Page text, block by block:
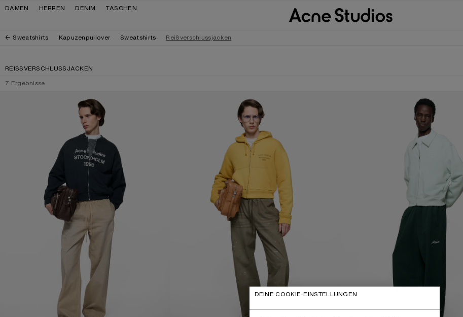
Zur Navigation wechseln
Zum Hauptinhalt wechseln
Zum Footer wechseln
DAMEN HERREN DENIM TASCHEN
Sweatshirts Kapuzenpullover Sweatshirts Reißverschlussjacken
REISSVERSCHLUSSJACKEN
7 Ergebnisse
DEINE COOKIE-EINSTELLUNGEN